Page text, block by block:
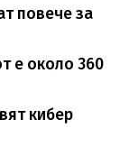
повече за
е около 360
кибер